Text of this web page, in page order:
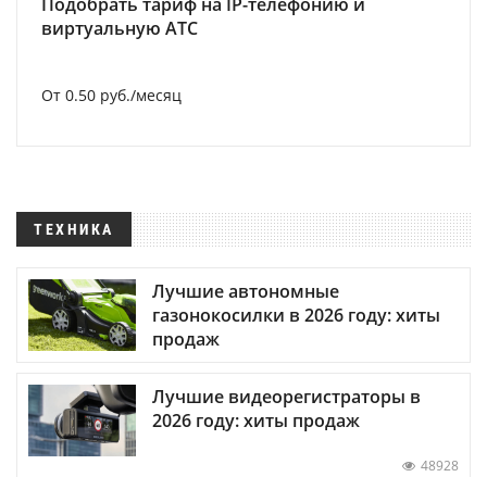
виртуальную АТС
От 0.50 руб./месяц
ТЕХНИКА
Лучшие автономные
газонокосилки в 2026 году: хиты
продаж
Лучшие видеорегистраторы в
2026 году: хиты продаж
48928